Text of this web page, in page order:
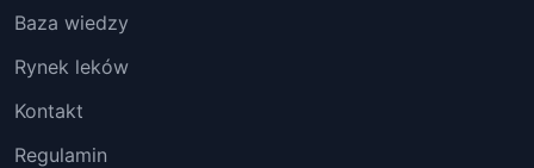
Baza wiedzy
Rynek leków
Kontakt
Regulamin